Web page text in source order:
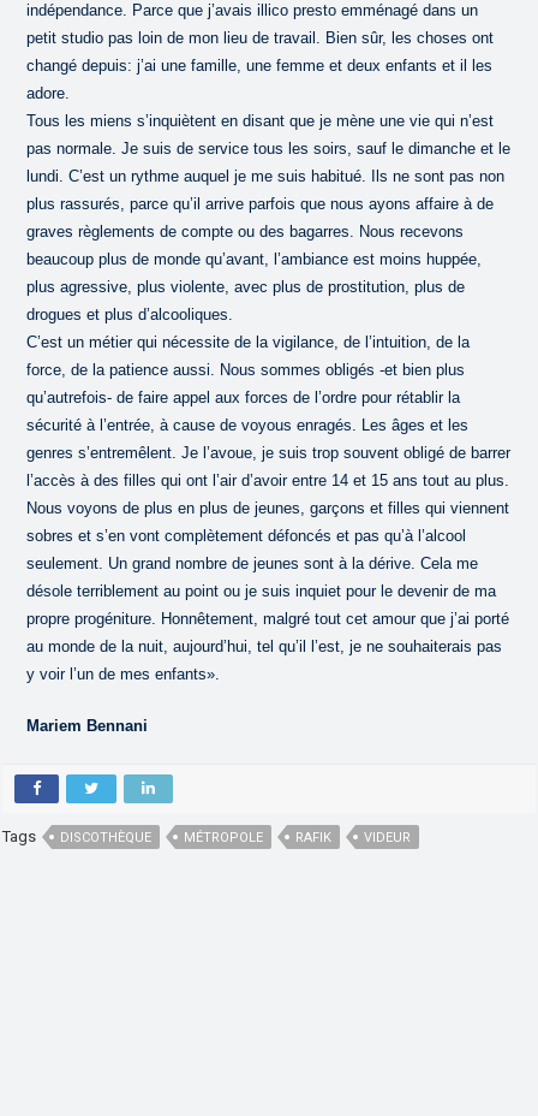
indépendance. Parce que j’avais illico presto emménagé dans un
petit studio pas loin de mon lieu de travail. Bien sûr, les choses ont
changé depuis: j’ai une famille, une femme et deux enfants et il les
adore.
Tous les miens s’inquiètent en disant que je mène une vie qui n’est
pas normale. Je suis de service tous les soirs, sauf le dimanche et le
lundi. C’est un rythme auquel je me suis habitué. Ils ne sont pas non
plus rassurés, parce qu’il arrive parfois que nous ayons affaire à de
graves règlements de compte ou des bagarres. Nous recevons
beaucoup plus de monde qu’avant, l’ambiance est moins huppée,
plus agressive, plus violente, avec plus de prostitution, plus de
drogues et plus d’alcooliques.
C’est un métier qui nécessite de la vigilance, de l’intuition, de la
force, de la patience aussi. Nous sommes obligés -et bien plus
qu’autrefois- de faire appel aux forces de l’ordre pour rétablir la
sécurité à l’entrée, à cause de voyous enragés. Les âges et les
genres s’entremêlent. Je l’avoue, je suis trop souvent obligé de barrer
l’accès à des filles qui ont l’air d’avoir entre 14 et 15 ans tout au plus.
Nous voyons de plus en plus de jeunes, garçons et filles qui viennent
sobres et s’en vont complètement défoncés et pas qu’à l’alcool
seulement. Un grand nombre de jeunes sont à la dérive. Cela me
désole terriblement au point ou je suis inquiet pour le devenir de ma
propre progéniture. Honnêtement, malgré tout cet amour que j’ai porté
au monde de la nuit, aujourd’hui, tel qu’il l’est, je ne souhaiterais pas
y voir l’un de mes enfants».
Mariem Bennani
Tags DISCOTHÈQUE MÉTROPOLE RAFIK VIDEUR